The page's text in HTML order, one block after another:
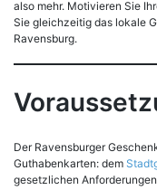
also mehr. Motivieren Sie
Sie gleichzeitig das lokale
Ravensburg.
Der Ravensburger
Guthabenkarten: dem
gesetzlichen